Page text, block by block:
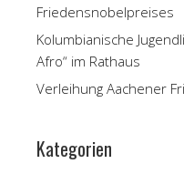
Friedensnobelpreises
Kolumbianische
Afro“ im Rathaus
Verleihung Aachener
Kategorien